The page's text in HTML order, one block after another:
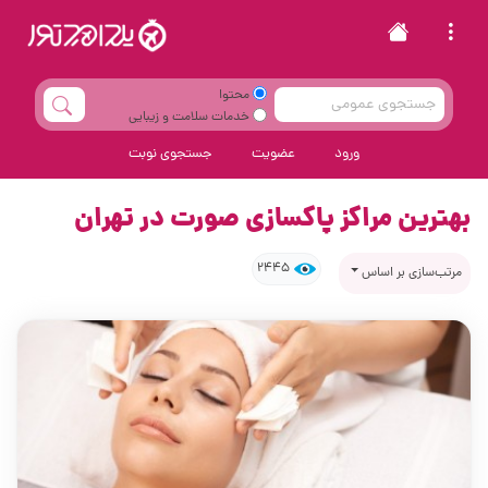
محتوا
خدمات سلامت و زیبایی
ورود عضویت جستجوی نوبت
بهترین مراکز پاکسازی صورت در تهران
مرتب‌سازی بر اساس 2445